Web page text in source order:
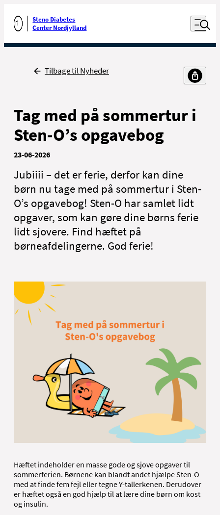
Gå til forsiden
Steno Diabetes
Center Nordjylland
Åben
Udfør søgning
Patienter og
Fagpersoner
Nyheder
Presse
Om SDCN
Projektportefølje
Kontakt os
Tilbage til Nyheder
Tag med på sommertur i
Sten-O’s opgavebog
23-06-2026
Jubiiii – det er ferie, derfor kan dine
børn nu tage med på sommertur i Sten-
O’s opgavebog! Sten-O har samlet lidt
opgaver, som kan gøre dine børns ferie
lidt sjovere. Find hæftet på
børneafdelingerne. God ferie!
Hæftet indeholder en masse gode og sjove opgaver til
sommerferien. Børnene kan blandt andet hjælpe Sten-O
med at finde fem fejl eller tegne Y-tallerkenen. Derudover
er hæftet også en god hjælp til at lære dine børn om kost
og insulin.